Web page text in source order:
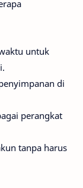
untuk
di
perangkat
tanpa harus